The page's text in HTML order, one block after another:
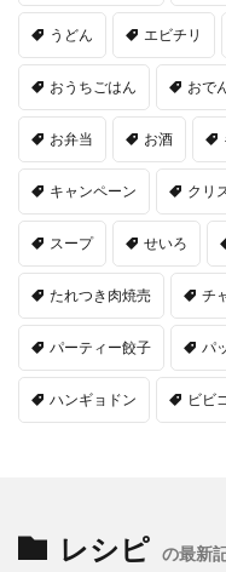
うどん エビチリ
おうちごはん おで
お弁当 お酒
キャンペーン クリ
スープ せいろ
たれつき肉焼売 チ
パーティー餃子 パ
ハンギョドン ビビ
レシピ の最新